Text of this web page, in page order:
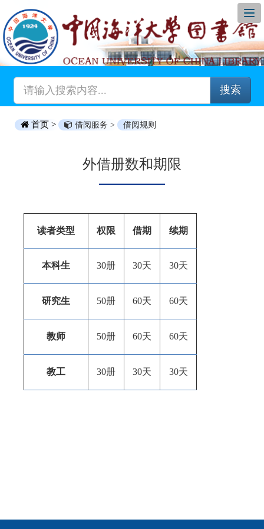
搜索
首页 > 借阅服务 > 借阅规则
外借册数和期限
读者类型 权限 借期 续期
本科生 30册 30天 30天
研究生 50册 60天 60天
教师 50册 60天 60天
教工 30册 30天 30天